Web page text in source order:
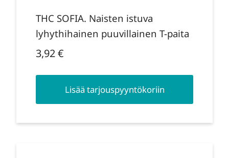
THC SOFIA. Naisten istuva
lyhythihainen puuvillainen T-paita
3,92€
Lisää tarjouspyyntökoriin